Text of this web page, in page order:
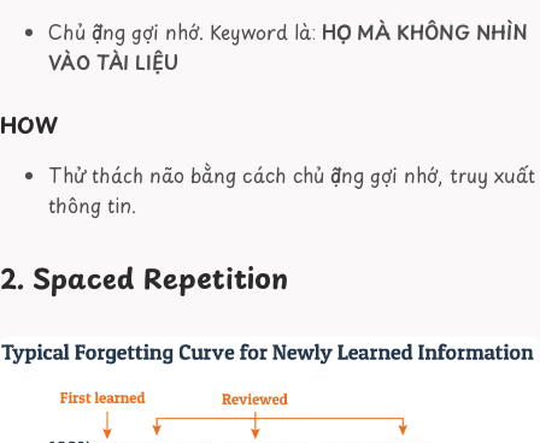
Chủ động gợi nhớ. Keyword là: HỌC MÀ KHÔNG NHÌN
VÀO TÀI LIỆU
HOW
Thử thách não bằng cách chủ động gợi nhớ, truy xuất
thông tin.
2. Spaced Repetition